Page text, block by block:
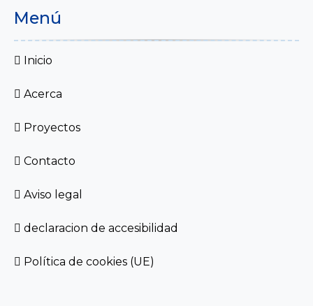
Menú
Inicio
Acerca
Proyectos
Contacto
Aviso legal
declaracion de accesibilidad
Política de cookies (UE)